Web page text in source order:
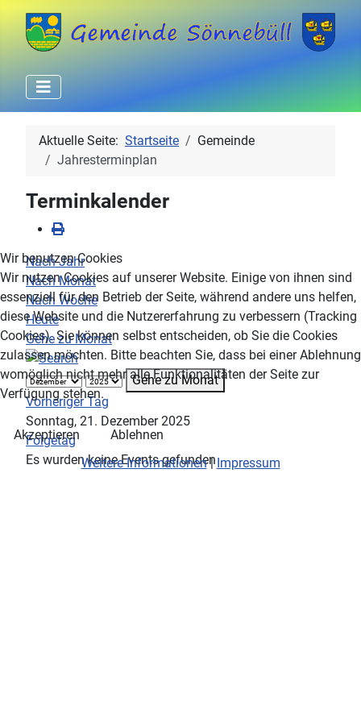
Aktuelle Seite: Startseite
Gemeinde
Jahresterminplan
Terminkalender
Nach Jahr
Nach Monat
Nach Woche
Heute
Gehe zu Monat
Gehe zu Monat
Vorheriger Tag
Sonntag, 21. Dezember 2025
Folgetag
Es wurden keine Events gefunden
Wir benutzen Cookies
Wir nutzen Cookies auf unserer Website. Einige von ihnen sind
essenziell für den Betrieb der Seite, während andere uns helfen,
diese Website und die Nutzererfahrung zu verbessern (Tracking
Cookies). Sie können selbst entscheiden, ob Sie die Cookies
zulassen möchten. Bitte beachten Sie, dass bei einer Ablehnung
womöglich nicht mehr alle Funktionalitäten der Seite zur
Verfügung stehen.
Akzeptieren
Ablehnen
Weitere Informationen|Impressum